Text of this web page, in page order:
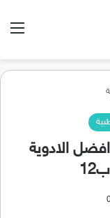
نقص فيتامين ب12 وافضل الادوية